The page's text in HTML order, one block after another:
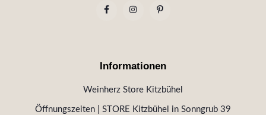
Informationen
Weinherz Store Kitzbühel
Öffnungszeiten | STORE Kitzbühel in Sonngrub 39